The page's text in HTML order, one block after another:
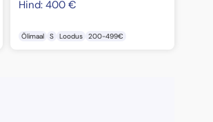
Hind: 400 €
Õlimaal S Loodus 200-499€